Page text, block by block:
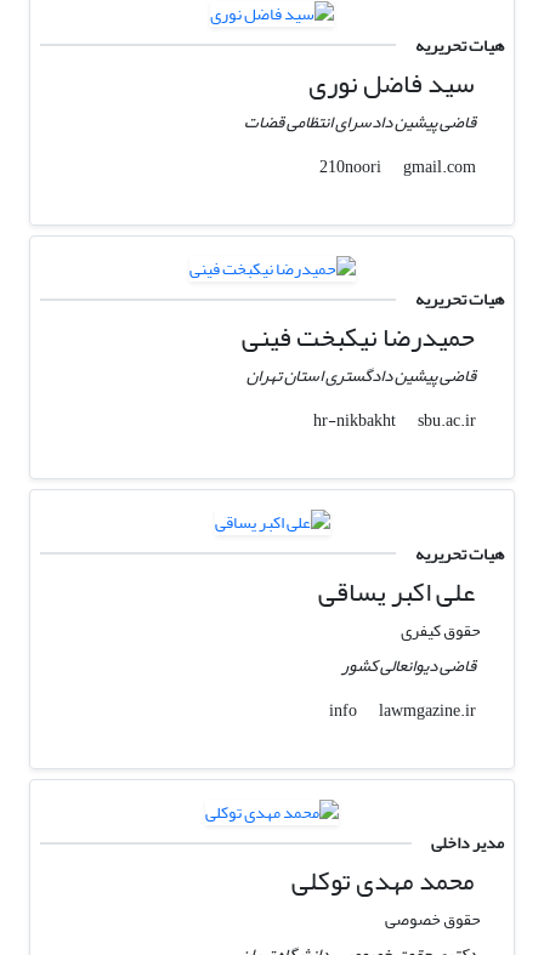
هیات تحریریه
سید فاضل نوری
قاضی پیشین دادسرای انتظامی قضات
210noori
gmail.com
هیات تحریریه
حمیدرضا نیکبخت فینی
قاضی پیشین دادگستری استان تهران
hr-nikbakht
sbu.ac.ir
هیات تحریریه
علی اکبر یساقی
حقوق کیفری
قاضی دیوانعالی کشور
info
lawmgazine.ir
مدیر داخلی
محمد مهدی توکلی
حقوق خصوصی